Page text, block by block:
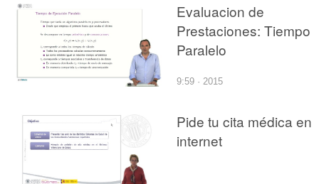
Evaluacion de
Prestaciones: Tiempo
Paralelo
9:59 · 2015
Pide tu cita médica en
internet